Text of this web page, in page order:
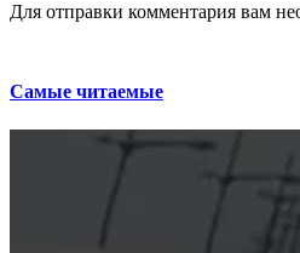
Для отправки комментария вам
Самые читаемые